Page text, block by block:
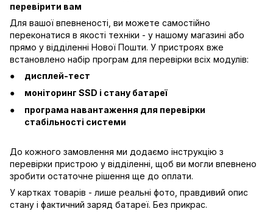
перевірити вам
Для вашої впевненості, ви можете самостійно
переконатися в якості техніки - у нашому магазині або
прямо у відділенні Нової Пошти. У пристроях вже
встановлено набір програм для перевірки всіх модулів:
дисплей-тест
моніторинг SSD і стану батареї
програма навантаження для перевірки
стабільності системи
До кожного замовлення ми додаємо інструкцію з
перевірки пристрою у відділенні, щоб ви могли впевнено
зробити остаточне рішення ще до оплати.
У картках товарів - лише реальні фото, правдивий опис
стану і фактичний заряд батареї. Без прикрас.